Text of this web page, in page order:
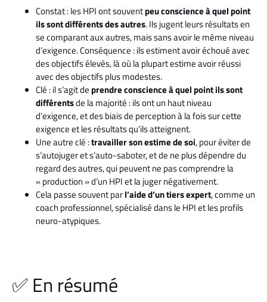
Constat : les HPI ont souventpeu conscience à quel point
ils sont différents des autres. Ils jugent leurs résultats en
se comparant aux autres, mais sans avoir le même niveau
d’exigence. Conséquence : ils estiment avoir échoué avec
des objectifs élevés, là où la plupart estime avoir réussi
avec des objectifs plus modestes.
Clé : il s’agit de prendre conscience à quel point ils sont
différentsde la majorité : ils ont un haut niveau
d’exigence, et des biais de perception à la fois sur cette
exigence et les résultats qu’ils atteignent.
Une autre clé :travailler son estime de soi, pour éviter de
s’autojuger et s’auto-saboter, et de ne plus dépendre du
regard des autres, qui peuvent ne pas comprendre la
« production » d’un HPI et la juger négativement.
Cela passe souvent parl’aide d’un tiers expert, comme un
coach professionnel, spécialisé dans le HPI et les profils
neuro-atypiques.
✅ En résumé